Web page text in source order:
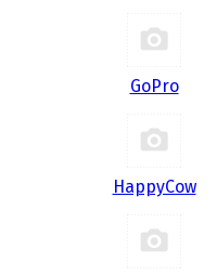
GoPro
HappyCow